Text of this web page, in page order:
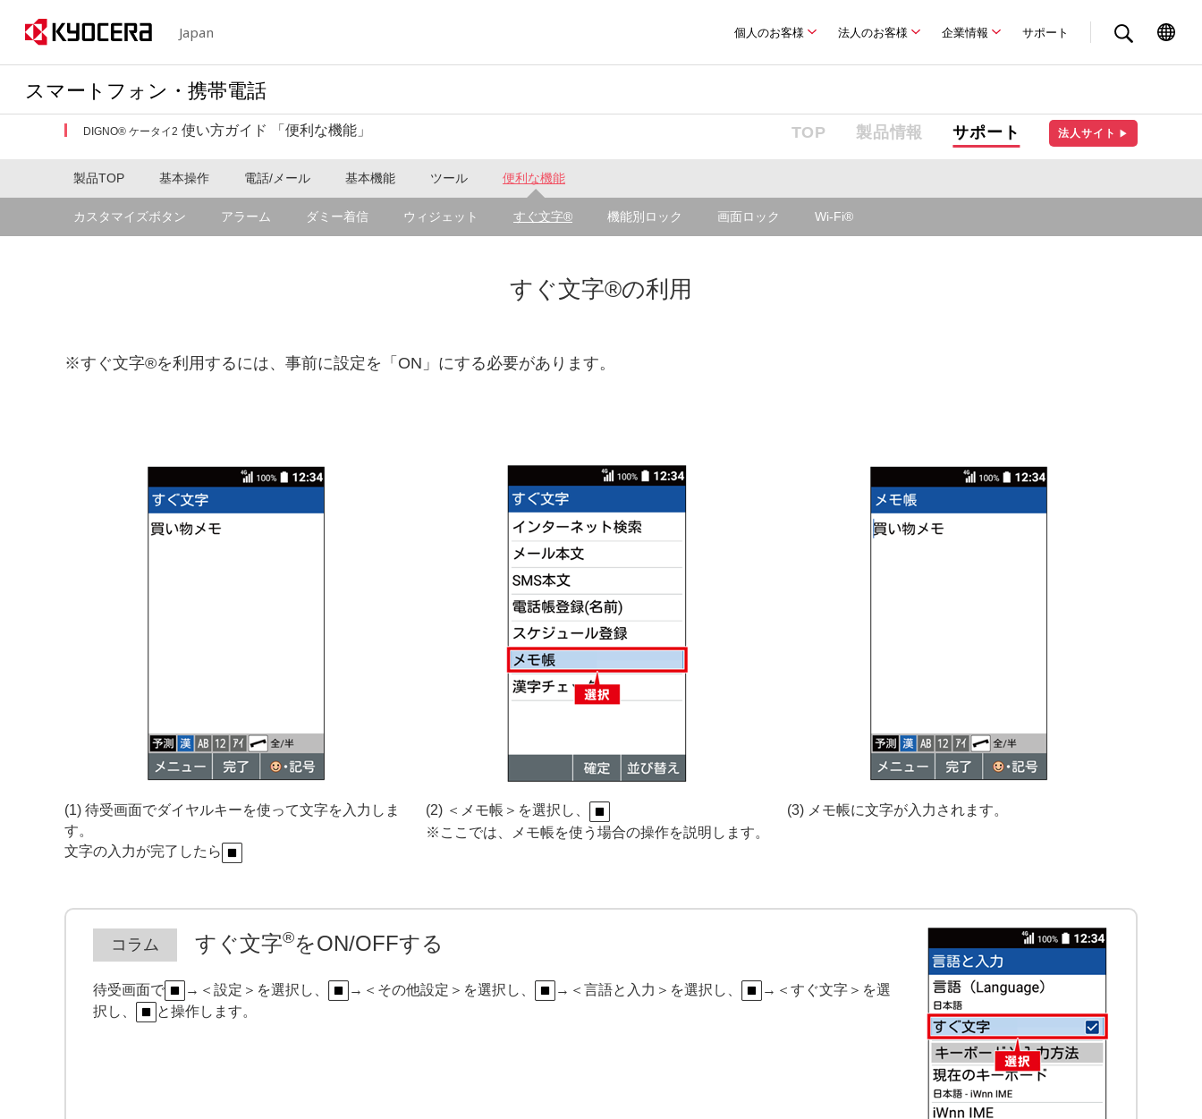
Japan 個人のお客様 法人のお客様 企業情報 サポート
スマートフォン・携帯電話
TOP 製品情報 サポート 法人サイト ▶
DIGNO® ケータイ2 使い方ガイド 「便利な機能」
製品TOP 基本操作 電話/メール 基本機能 ツール 便利な機能
カスタマイズボタン アラーム ダミー着信 ウィジェット すぐ文字® 機能別ロック 画面ロック Wi-Fi®
すぐ文字®の利用
※すぐ文字®を利用するには、事前に設定を「ON」にする必要があります。
(1) 待受画面でダイヤルキーを使って文字を入力しま
す。
文字の入力が完了したら
(2) ＜メモ帳＞を選択し、
※ここでは、メモ帳を使う場合の操作を説明します。
(3) メモ帳に文字が入力されます。
すぐ文字®をON/OFFする
待受画面で →＜設定＞を選択し、 →＜その他設定＞を選択し、 →＜言語と入力＞を選択し、
→＜すぐ文字＞を選
択し、
と操作します。